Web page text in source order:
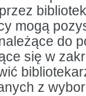
mogą
do
się w
z